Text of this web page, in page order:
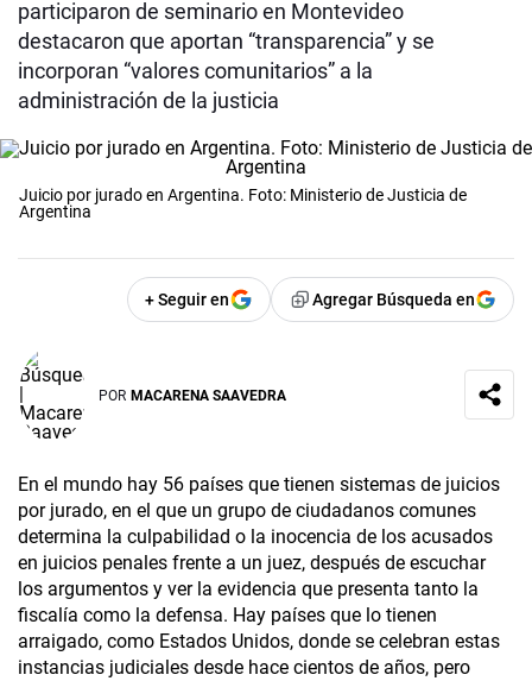
participaron de seminario en Montevideo
destacaron que aportan “transparencia” y se
incorporan “valores comunitarios” a la
administración de la justicia
Juicio por jurado en Argentina. Foto: Ministerio de Justicia de
Argentina
+ Seguir en Agregar Búsqueda en
POR MACARENA SAAVEDRA
En el mundo hay 56 países que tienen sistemas de juicios
por jurado, en el que un grupo de ciudadanos comunes
determina la culpabilidad o la inocencia de los acusados
en juicios penales frente a un juez, después de escuchar
los argumentos y ver la evidencia que presenta tanto la
fiscalía como la defensa. Hay países que lo tienen
arraigado, como Estados Unidos, donde se celebran estas
instancias judiciales desde hace cientos de años, pero